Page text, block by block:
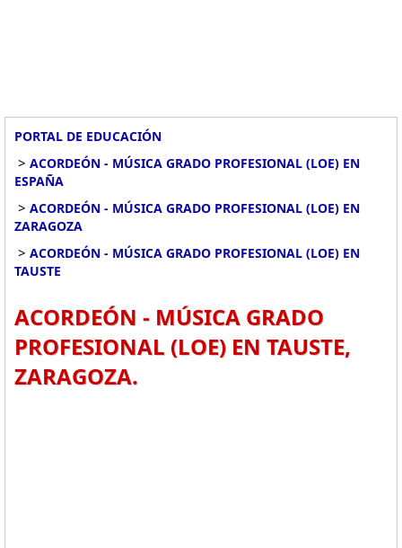
PORTAL DE EDUCACIÓN
> ACORDEÓN - MÚSICA GRADO PROFESIONAL (LOE) EN
ESPAÑA
> ACORDEÓN - MÚSICA GRADO PROFESIONAL (LOE) EN
ZARAGOZA
> ACORDEÓN - MÚSICA GRADO PROFESIONAL (LOE) EN
TAUSTE
ACORDEÓN - MÚSICA GRADO
PROFESIONAL (LOE) EN TAUSTE,
ZARAGOZA.